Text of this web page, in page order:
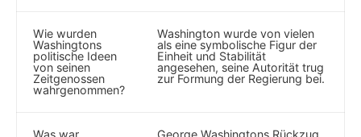
Wie wurden
Washingtons⁣
politische Ideen
‍von‍ seinen
Zeitgenossen
wahrgenommen?
Washington wurde von vielen
als​ eine symbolische Figur der
Einheit⁢ und Stabilität
angesehen, seine Autorität trug
zur ⁣Formung der Regierung ⁢bei.
Was ⁢war​
George‌ Washingtons Rückzug